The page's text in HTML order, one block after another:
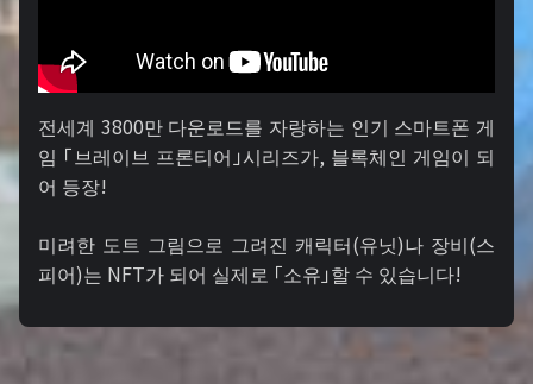
전세계 3800만 다운로드를 자랑하는 인기 스마트폰 게
임 「브레이브 프론티어」시리즈가, 블록체인 게임이 되
어 등장!
미려한 도트 그림으로 그려진 캐릭터(유닛)나 장비(스
피어)는 NFT가 되어 실제로 「소유」할 수 있습니다!